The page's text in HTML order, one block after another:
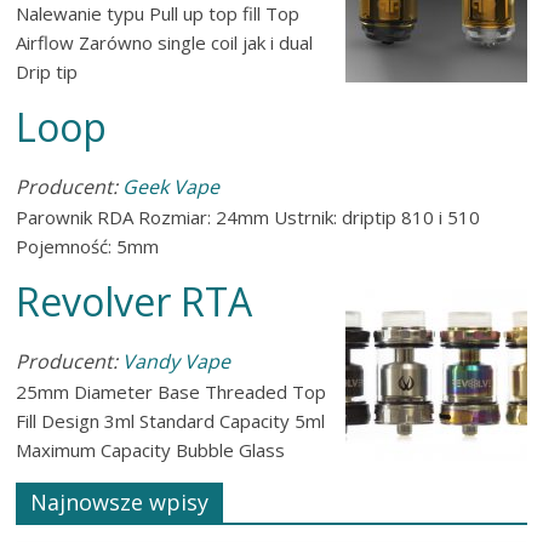
Nalewanie typu Pull up top fill Top
Airflow Zarówno single coil jak i dual
Drip tip
Loop
Producent: Geek Vape
Parownik RDA Rozmiar: 24mm Ustrnik: driptip 810 i 510
Pojemność: 5mm
Revolver RTA
Producent: Vandy Vape
25mm Diameter Base Threaded Top
Fill Design 3ml Standard Capacity 5ml
Maximum Capacity Bubble Glass
Najnowsze wpisy